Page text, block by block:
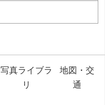
写真ライブラ
リ
地図・交
通